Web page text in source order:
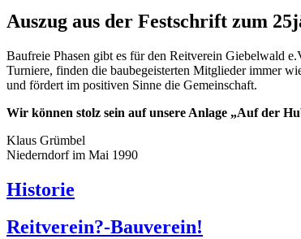
Auszug aus der Festschrift zum
Baufreie Phasen gibt es für den Reitverein Giebelwald
Turniere, finden die baubegeisterten Mitglieder immer
und fördert im positiven Sinne die Gemeinschaft.
Wir können stolz sein auf unsere Anlage „Auf der
Klaus Grümbel
Niederndorf im Mai 1990
Historie
Reitverein?-Bauverein!